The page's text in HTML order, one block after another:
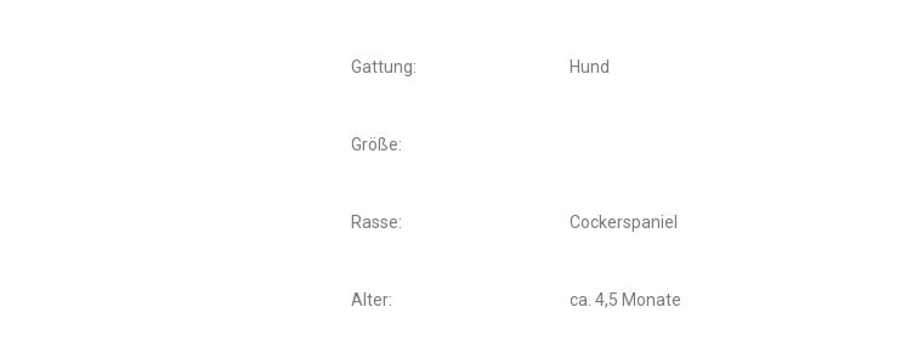
Gattung: Hund
Größe:
Rasse: Cockerspaniel
Alter: ca. 4,5 Monate